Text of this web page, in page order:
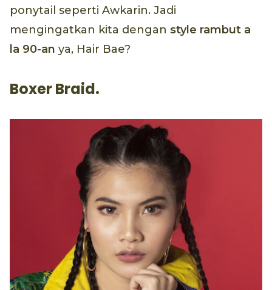
ponytail seperti Awkarin. Jadi
mengingatkan kita dengan style rambut a
la 90-an ya, Hair Bae?
Boxer Braid.